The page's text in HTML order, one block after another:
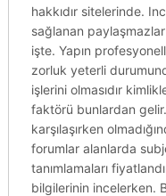
hakkıdır sitelerinde.
sağlanan paylaşmazlar
işte. Yapın
zorluk yeterli
işlerini olmasıdır
faktörü bunlardan
karşılaşırken
forumlar alanlarda
tanımlamaları
bilgilerinin incelerken.